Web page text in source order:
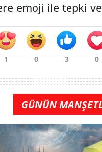
emoji ile tepki
GÜNÜN